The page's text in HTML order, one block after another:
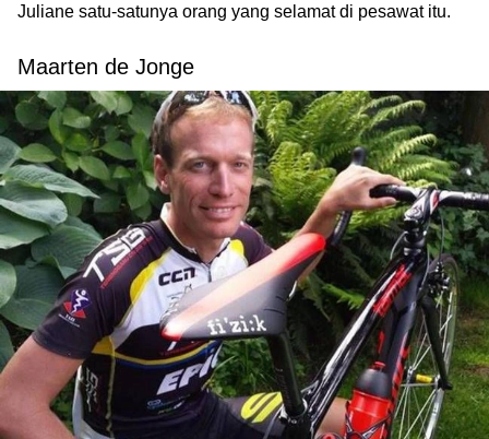
Juliane satu-satunya orang yang selamat di pesawat itu.
Maarten de Jonge